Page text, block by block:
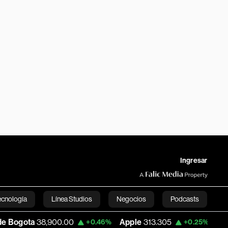
Ingresar
Línea Studios Negocios Podcasts
English
+0.46% Apple 313.305 +0.25% USD COP